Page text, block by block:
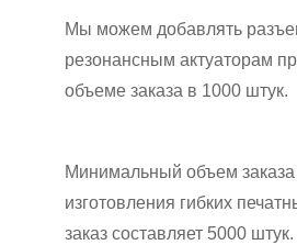
Мы можем добавлять
резонансным актуаторам
объеме заказа в 1000 штук.
Минимальный объем заказа
изготовления гибких
заказ составляет 5000